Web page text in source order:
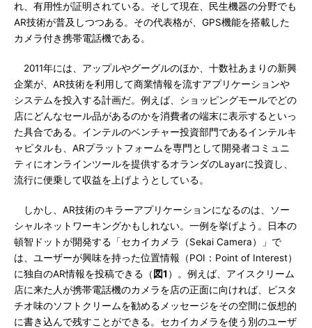
れ、有用性が証明されている。そして現在、民生機器の分野でも
AR技術が普及しつつある。その代表格が、GPS機能を搭載した
カメラ付き携帯電話機である。
2011年には、アップルやグーグルのほか、十数社あまりの新興
企業が、AR技術を利用して商業情報を流すアプリケーションや
システムを投入する計画だ。例えば、ショッピングモールでどの
店にどんなセール品があるのかを消費者の端末に表示するといっ
た具合である。インテルのベンチャー投資部門であるインテルキ
ャピタルも、ARプラットフォームを専門として開発者コミュニ
ティにオンラインツールを提供するオランダのLayarに投資し、
流行に便乗して収益を上げようとしている。
しかし、AR技術のキラーアプリケーションになるのは、ソー
シャルネットワーキングかもしれない。一例を挙げよう。日本の
頓智ドットが開発する「セカイカメラ（Sekai Camera）」で
は、ユーザーが興味を持った位置情報（POI：Point of Interest）
に独自のAR情報を投稿できる（ 図1 ）。例えば、アイスクリーム
店に来た人が携帯電話機のカメラを店の正面に向ければ、ピスタ
チオ味のソフトクリームを勧めるメッセージをその空間に仮想的
に書き込んで残すことができる。セカイカメラを使う別のユーザ